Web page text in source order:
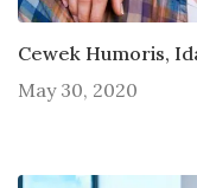
Cewek Humoris,
May 30, 2020